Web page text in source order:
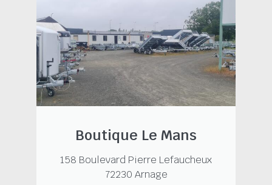
Boutique Le Mans
158 Boulevard Pierre Lefaucheux
72230 Arnage